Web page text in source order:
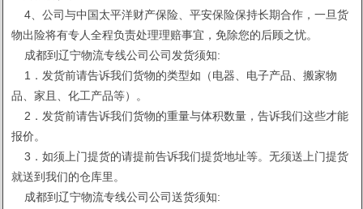
4、公司与中国太平洋财产保险、平安保险保持长期合作，一旦货
物出险将有专人全程负责处理理赔事宜，免除您的后顾之忧。
成都到辽宁物流专线公司公司发货须知:
1．发货前请告诉我们货物的类型如（电器、电子产品、搬家物
品、家且、化工产品等）。
2．发货前请告诉我们货物的重量与体积数量，告诉我们这些才能
报价。
3．如须上门提货的请提前告诉我们提货地址等。无须送上门提货
就送到我们的仓库里。
成都到辽宁物流专线公司公司送货须知: